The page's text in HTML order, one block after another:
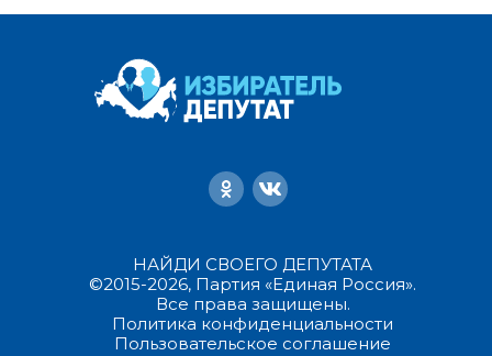
НАЙДИ СВОЕГО ДЕПУТАТА
©2015-2026, Партия «Единая Россия».
Все права защищены.
Политика конфиденциальности
Пользовательское соглашение